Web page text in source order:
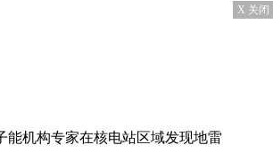
X 关闭
能机构专家在核电站区域发现地雷